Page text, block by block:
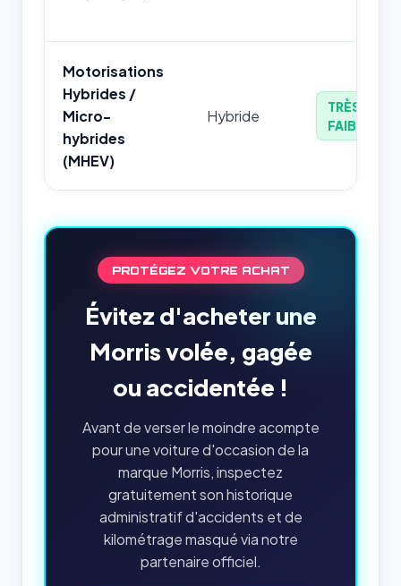
Motorisations
Hybrides /
Micro-
hybrides
(MHEV)
Hybride
TRÈS
FAIBLE
PROTÉGEZ VOTRE ACHAT
Évitez d'acheter une
Morris volée, gagée
ou accidentée !
Avant de verser le moindre acompte
pour une voiture d'occasion de la
marque Morris, inspectez
gratuitement son historique
administratif d'accidents et de
kilométrage masqué via notre
partenaire officiel.